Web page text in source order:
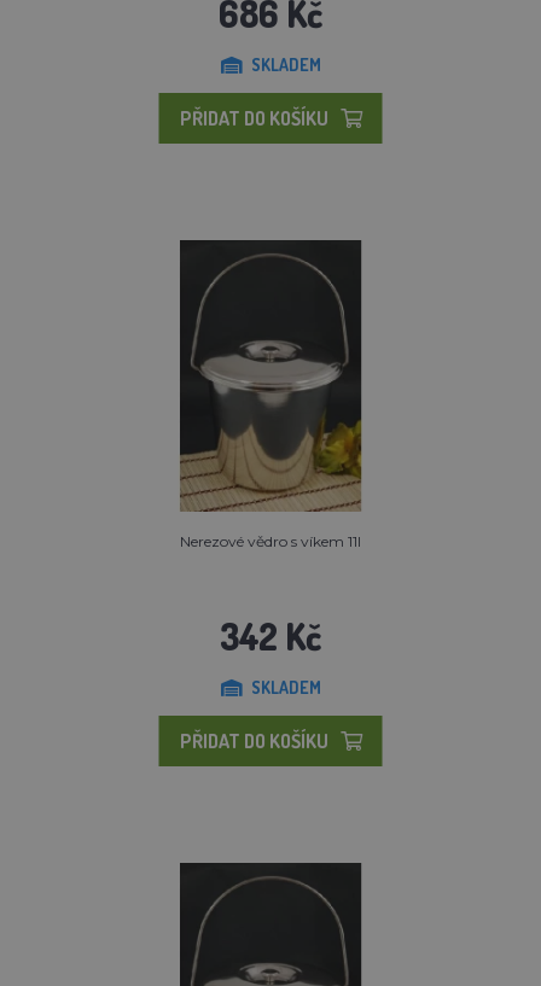
686 Kč
SKLADEM
PŘIDAT DO KOŠÍKU
Nerezové vědro s víkem 11l
342 Kč
SKLADEM
PŘIDAT DO KOŠÍKU